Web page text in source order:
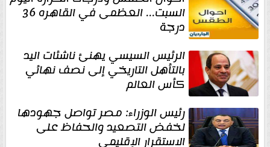
السبت... العظمى في القاهره 36
درجة
الرئيس السيسي يهنئ ناشئات اليد
بالتأهل التاريخي إلى نصف نهائي
كأس العالم
رئيس الوزراء: مصر تواصل جهودها
لخفض التصعيد والحفاظ على
الاستقرار الإقليمي